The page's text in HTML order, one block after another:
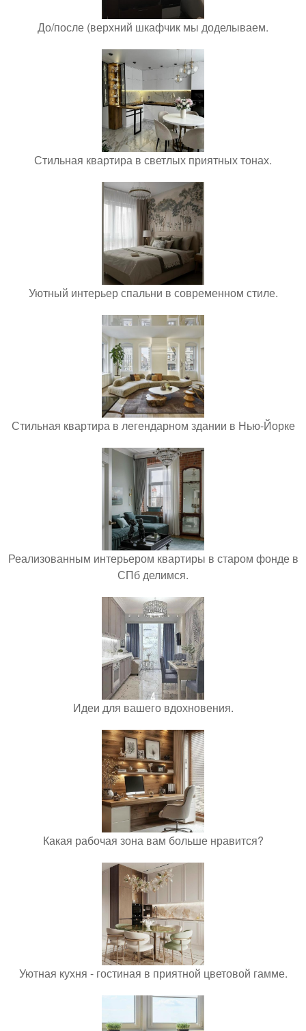
До/после (верхний шкафчик мы доделываем.
Стильная квартира в светлых приятных тонах.
Уютный интерьер спальни в современном стиле.
Стильная квартира в легендарном здании в Нью-Йорке
Реализованным интерьером квартиры в старом фонде в
СПб делимся.
Идеи для вашего вдохновения.
Какая рабочая зона вам больше нравится?
Уютная кухня - гостиная в приятной цветовой гамме.